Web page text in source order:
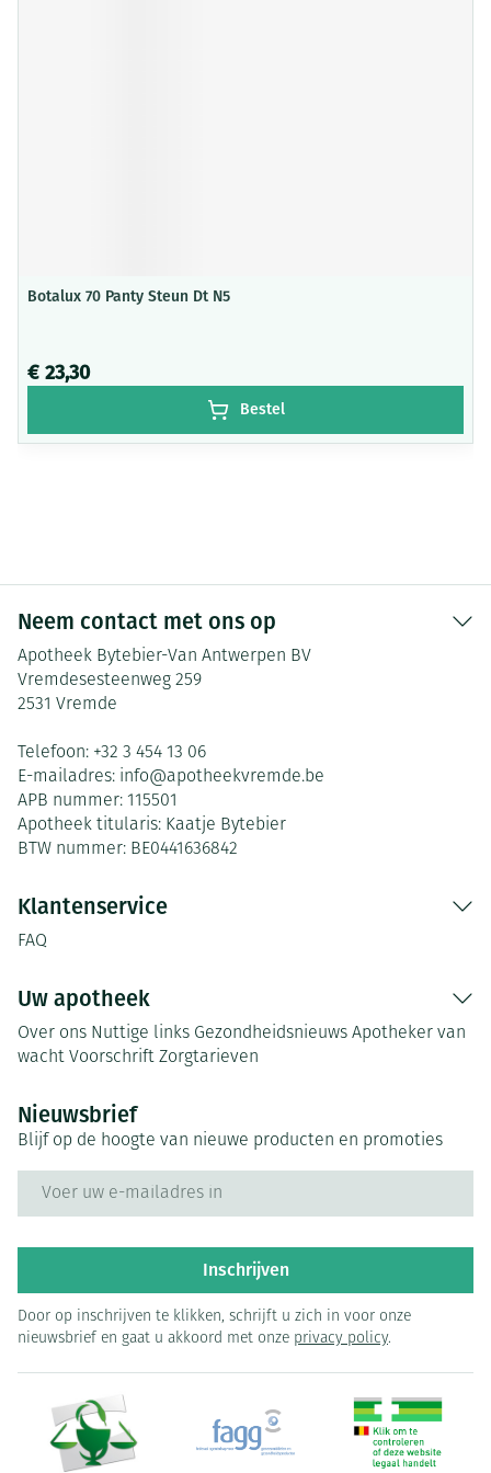
Botalux 70 Panty Steun Dt N5
€ 23,30
Bestel
Neem contact met ons op
Apotheek Bytebier-Van Antwerpen BV
Vremdesesteenweg 259
2531 Vremde
Telefoon: +32 3 454 13 06
E-mailadres: info@apotheekvremde.be
APB nummer: 115501
Apotheek titularis: Kaatje Bytebier
BTW nummer: BE0441636842
Klantenservice
FAQ
Uw apotheek
Over ons Nuttige links Gezondheidsnieuws Apotheker van
wacht Voorschrift Zorgtarieven
Nieuwsbrief
Blijf op de hoogte van nieuwe producten en promoties
Inschrijven
Door op inschrijven te klikken, schrijft u zich in voor onze
nieuwsbrief en gaat u akkoord met onze privacy policy.